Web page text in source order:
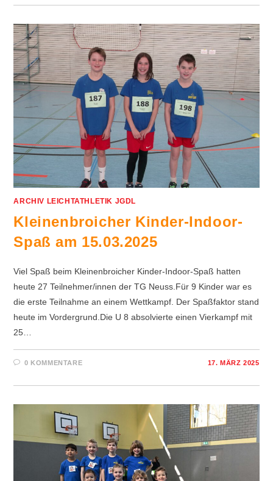
ARCHIV LEICHTATHLETIK JGDL
Kleinenbroicher Kinder-Indoor-
Spaß am 15.03.2025
Viel Spaß beim Kleinenbroicher Kinder-Indoor-Spaß hatten
heute 27 Teilnehmer/innen der TG Neuss.Für 9 Kinder war es
die erste Teilnahme an einem Wettkampf. Der Spaßfaktor stand
heute im Vordergrund.Die U 8 absolvierte einen Vierkampf mit
25…
0 KOMMENTARE 17. MÄRZ 2025